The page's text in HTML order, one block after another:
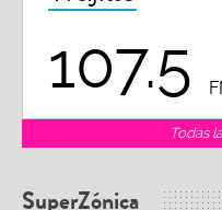
FM
Todas
SuperZónica